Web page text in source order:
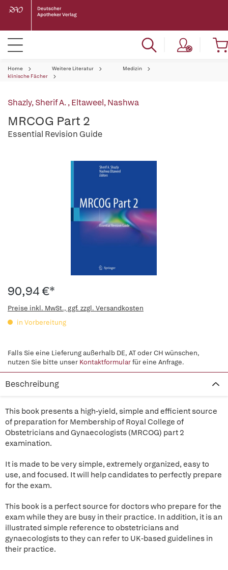
Home Weitere Literatur
Medizin
klinische Fächer
Shazly, Sherif A.,Eltaweel, Nashwa
MRCOG Part 2
Essential Revision Guide
90,94 €*
Preise inkl. MwSt., ggf. zzgl. Versandkosten
in Vorbereitung
Falls Sie eine Lieferung außerhalb DE, AT oder CH wünschen,
nutzen Sie bitte unser Kontaktformularfür eine Anfrage.
Beschreibung
This book presents a high-yield, simple and efficient source
of preparation for Membership of Royal College of
Obstetricians and Gynaecologists (MRCOG) part 2
examination.
It is made to be very simple, extremely organized, easy to
use, and focused. It will help candidates to perfectly prepare
for the exam.
This book is a perfect source for doctors who prepare for the
exam while they are busy in their practice. In addition, it is an
illustrated simple reference to obstetricians and
gynaecologists to they can refer to UK-based guidelines in
their practice.